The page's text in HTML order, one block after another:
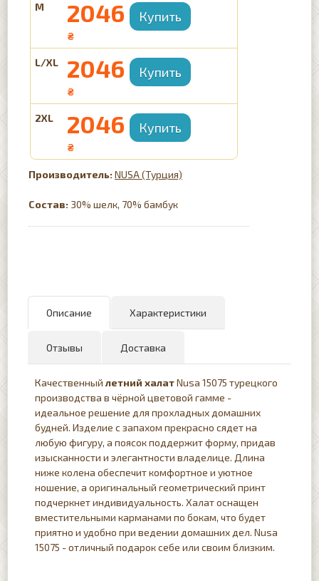
M 2046
₴
L/XL 2046
₴
2XL 2046
₴
NUSA (Турция)
Состав: 30% шелк, 70% бамбук
Описание Характеристики
Отзывы Доставка
Качественный летний халатNusa 15075 турецкого
производства в чёрной цветовой гамме -
идеальное решение для прохладных домашних
будней. Изделие с запахом прекрасно сядет на
любую фигуру, а поясок поддержит форму, придав
изысканности и элегантности владелице. Длина
ниже колена обеспечит комфортное и уютное
ношение, а оригинальный геометрический принт
подчеркнет индивидуальность. Халат оснащен
вместительными карманами по бокам, что будет
приятно и удобно при ведении домашних дел. Nusa
15075 - отличный подарок себе или своим близким.